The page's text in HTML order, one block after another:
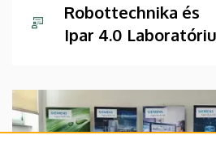
Robottechnika és
Ipar 4.0